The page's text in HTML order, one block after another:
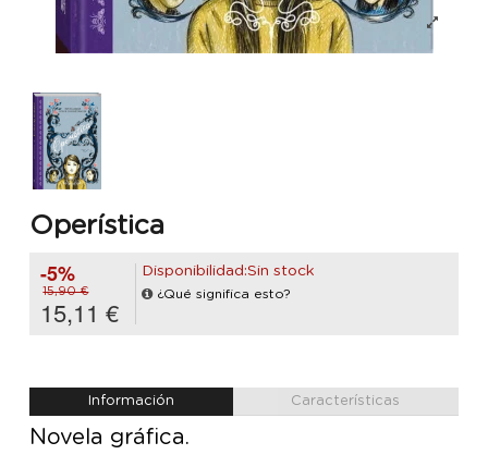
Operística
-5%
15,90 €
15,11 €
Disponibilidad:Sin stock
¿Qué significa esto?
Información Características
Novela gráfica.